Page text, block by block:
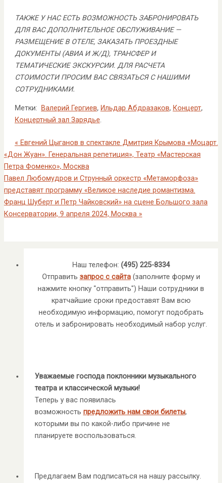
ТАКЖЕ У НАС ЕСТЬ ВОЗМОЖНОСТЬ ЗАБРОНИРОВАТЬ
ДЛЯ ВАС ДОПОЛНИТЕЛЬНОЕ ОБСЛУЖИВАНИЕ —
РАЗМЕЩЕНИЕ В ОТЕЛЕ, ЗАКАЗАТЬ ПРОЕЗДНЫЕ
ДОКУМЕНТЫ (АВИА И Ж/Д), ТРАНСФЕР И
ТЕМАТИЧЕСКИЕ ЭКСКУРСИИ. ДЛЯ РАСЧЕТА
СТОИМОСТИ ПРОСИМ ВАС СВЯЗАТЬСЯ С НАШИМИ
СОТРУДНИКАМИ.
Метки: Валерий Гергиев, Ильдар Абдразаков, Концерт,
Концертный зал Зарядье.
« Евгений Цыганов в спектакле Дмитрия Крымова «Моцарт.
«Дон Жуан». Генеральная репетиция», Театр «Мастерская
Петра Фоменко», Москва
Павел Любомудров и Струнный оркестр «Метаморфоза»
представят программу «Великое наследие романтизма.
Франц Шуберт и Петр Чайковский» на сцене Большого зала
Консерватории, 9 апреля 2024, Москва »
Наш телефон: (495) 225-8334
Отправить запрос с сайта(заполните форму и
нажмите кнопку "отправить") Наши сотрудники в
кратчайшие сроки предоставят Вам всю
необходимую информацию, помогут подобрать
отель и забронировать необходимый набор услуг.
Уважаемые господа поклонники музыкального
театра и классической музыки!
Теперь у вас появилась
возможность предложить нам свои билеты,
которыми вы по какой-либо причине не
планируете воспользоваться.
Предлагаем Вам подписаться на нашу рассылку.